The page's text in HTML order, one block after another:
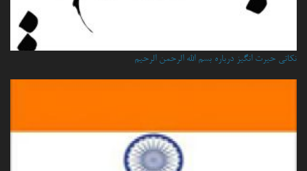
نكاتي حيرت انگيز درباره بسم الله الرحمن الرحيم